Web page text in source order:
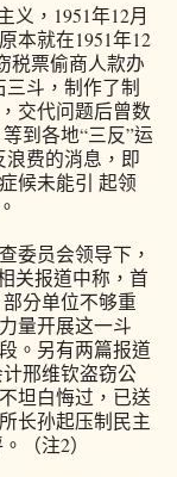
义，1951年12月
本就在1951年12
税票偷商人款办
斗，制作了制
交代问题后曾数
到各地“三反”运
费的消息，即
候未能引 起领
委员会领导下，
关报道中称，首
分单位不够重
量开展这一斗
。另有两篇报道
邢维钦盗窃公
坦白悔过，已送
长孙起压制民主
（注2）